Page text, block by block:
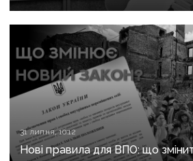
31 липня, 10:12
Нові правила для ВПО: що